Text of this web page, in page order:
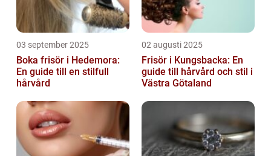
03 september 2025
Boka frisör i Hedemora:
En guide till en stilfull
hårvård
02 augusti 2025
Frisör i Kungsbacka: En
guide till hårvård och stil i
Västra Götaland